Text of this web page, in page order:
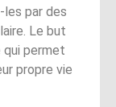
par des
Le but
qui permet
propre vie